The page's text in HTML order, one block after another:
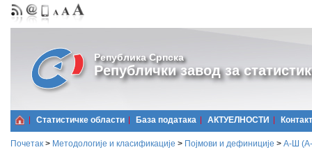
Република Српска
Републички завод за
Статистичке области Базa података АКТУЕЛНОСТИ Контакт
Почетак > Методологије и класификације > Појмови и дефиниције > А-Ш